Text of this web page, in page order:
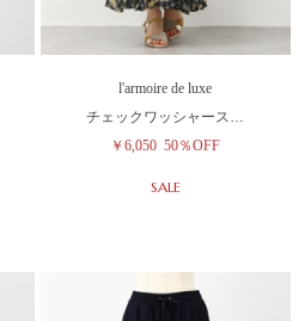
l'armoire de luxe
チェックワッシャース…
￥6,050 50％OFF
SALE